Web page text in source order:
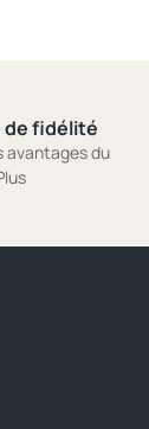
de fidélité
avantages du